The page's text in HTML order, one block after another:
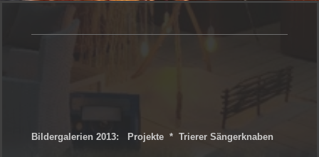
Bildergalerien 2013: Projekte * Trierer Sängerknaben